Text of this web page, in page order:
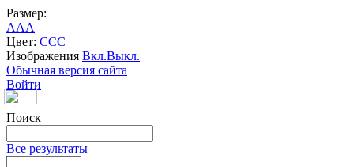
Размер:
AAA
Цвет: CCC
Изображения Вкл.Выкл.
Обычная версия сайта
Войти
Поиск
Все результаты